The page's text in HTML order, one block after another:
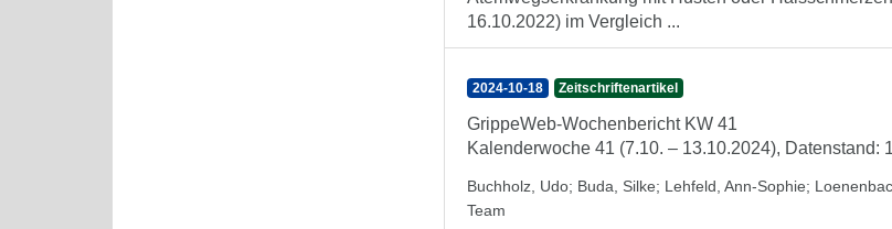
16.10.2022) im Vergleich ...
2024-10-18 Zeitschriftenartikel
GrippeWeb-Wochenbericht KW 41
Kalenderwoche 41 (7.10. – 13.10.2024), Datenstand:
Buchholz, Udo; Buda, Silke; Lehfeld, Ann-Sophie;
Team